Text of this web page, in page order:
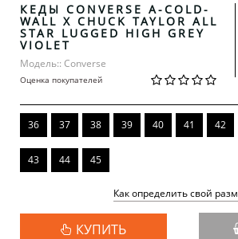
КЕДЫ CONVERSE A-COLD-
WALL X CHUCK TAYLOR ALL
STAR LUGGED HIGH GREY
VIOLET
Модель:: Converse
Оценка покупателей
36 37 38 39 40 41 42
43 44 45
Как определить свой
КУПИТЬ